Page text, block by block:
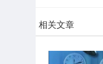
相关文章